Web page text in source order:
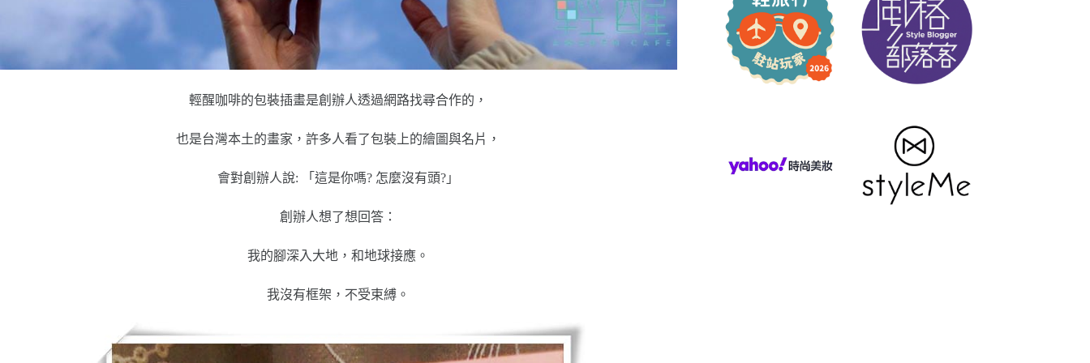
輕醒咖啡的包裝插畫是創辦人透過網路找尋合作的，
也是台灣本土的畫家，許多人看了包裝上的繪圖與名片，
會對創辦人說: 「這是你嗎? 怎麼沒有頭?」
創辦人想了想回答：
我的腳深入大地，和地球接應。
我沒有框架，不受束縛。